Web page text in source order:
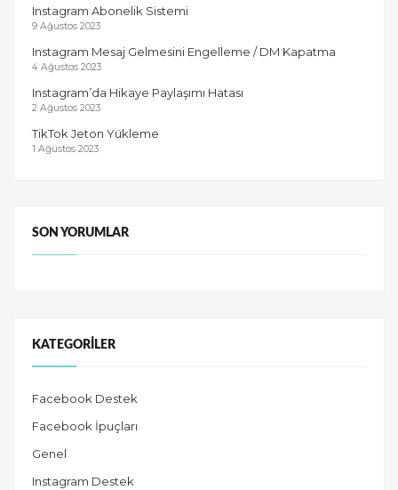
Instagram Abonelik Sistemi
9 Ağustos 2023
Instagram Mesaj Gelmesini Engelleme / DM Kapatma
4 Ağustos 2023
Instagram’da Hikaye Paylaşımı Hatası
2 Ağustos 2023
TikTok Jeton Yükleme
1 Ağustos 2023
SON YORUMLAR
KATEGORILER
Facebook Destek
Facebook İpuçları
Genel
Instagram Destek